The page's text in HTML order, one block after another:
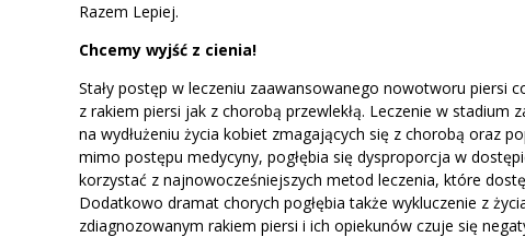
Razem Lepiej.
Chcemy wyjść z cienia!
Stały postęp w leczeniu zaawansowanego nowotworu piersi
z rakiem piersi jak z chorobą przewlekłą. Leczenie w stadium
na wydłużeniu życia kobiet zmagających się z chorobą oraz
mimo postępu medycyny, pogłębia się dysproporcja w
korzystać z najnowocześniejszych metod leczenia, które
Dodatkowo dramat chorych pogłębia także wykluczenie z
zdiagnozowanym rakiem piersi i ich opiekunów czuje się